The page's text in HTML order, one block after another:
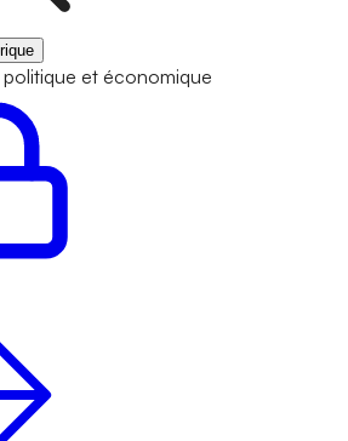
politique et économique